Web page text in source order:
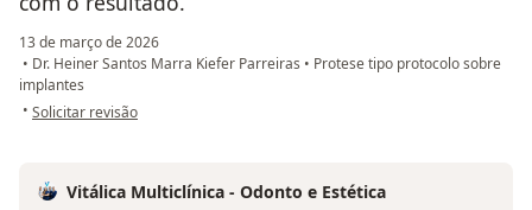
13 de março de 2026
• Dr. Heiner Santos Marra Kiefer Parreiras • Protese tipo protocolo sobre
implantes
• na opinião do utilizador Maria das Graças
Solicitar revisão
Vitálica Multiclínica - Odonto e Estética